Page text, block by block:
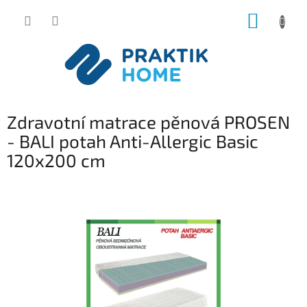
Zdravotní matrace pěnová PROSEN
- BALI potah Anti-Allergic Basic
120x200 cm